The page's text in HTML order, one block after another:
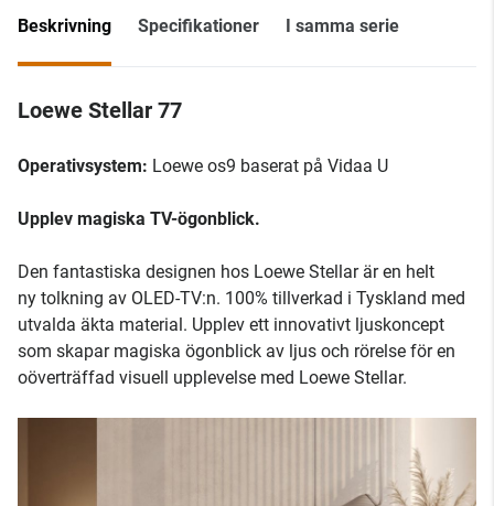
Beskrivning Specifikationer I samma serie
Loewe Stellar 77
Operativsystem: Loewe os9 baserat på Vidaa U
Upplev magiska TV-ögonblick.
Den fantastiska designen hos Loewe Stellar är en helt
ny tolkning av OLED-TV:n. 100% tillverkad i Tyskland med
utvalda äkta material. Upplev ett innovativt ljuskoncept
som skapar magiska ögonblick av ljus och rörelse för en
oöverträffad visuell upplevelse med Loewe Stellar.